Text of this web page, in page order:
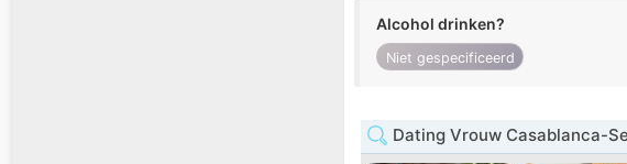
Alcohol drinken?
Niet gespecificeerd
Dating Vrouw Casablanca-